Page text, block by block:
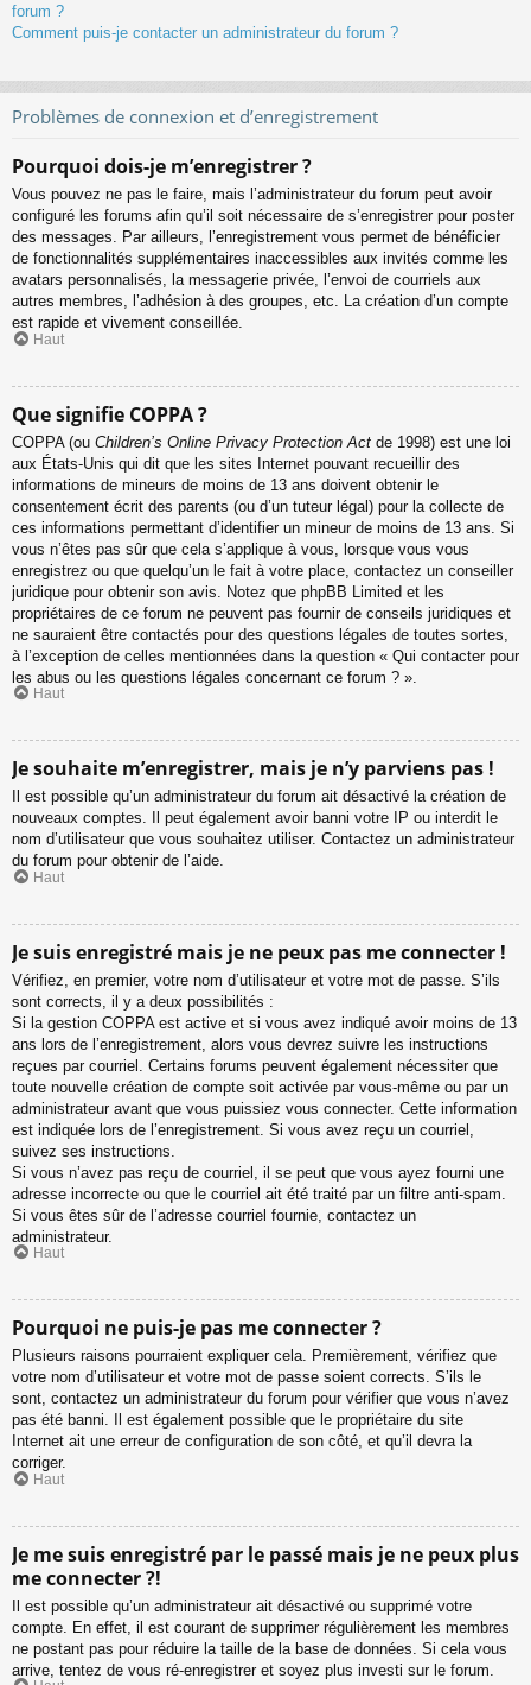
forum ?
Comment puis-je contacter un administrateur du forum ?
Problèmes de connexion et d’enregistrement
Pourquoi dois-je m’enregistrer ?
Vous pouvez ne pas le faire, mais l’administrateur du forum peut avoir
configuré les forums afin qu’il soit nécessaire de s’enregistrer pour poster
des messages. Par ailleurs, l’enregistrement vous permet de bénéficier
de fonctionnalités supplémentaires inaccessibles aux invités comme les
avatars personnalisés, la messagerie privée, l’envoi de courriels aux
autres membres, l’adhésion à des groupes, etc. La création d’un compte
est rapide et vivement conseillée.
Haut
Que signifie COPPA ?
COPPA (ou Children’s Online Privacy Protection Act de 1998) est une loi
aux États-Unis qui dit que les sites Internet pouvant recueillir des
informations de mineurs de moins de 13 ans doivent obtenir le
consentement écrit des parents (ou d’un tuteur légal) pour la collecte de
ces informations permettant d’identifier un mineur de moins de 13 ans. Si
vous n’êtes pas sûr que cela s’applique à vous, lorsque vous vous
enregistrez ou que quelqu’un le fait à votre place, contactez un conseiller
juridique pour obtenir son avis. Notez que phpBB Limited et les
propriétaires de ce forum ne peuvent pas fournir de conseils juridiques et
ne sauraient être contactés pour des questions légales de toutes sortes,
à l’exception de celles mentionnées dans la question « Qui contacter pour
les abus ou les questions légales concernant ce forum ? ».
Haut
Je souhaite m’enregistrer, mais je n’y parviens pas !
Il est possible qu’un administrateur du forum ait désactivé la création de
nouveaux comptes. Il peut également avoir banni votre IP ou interdit le
nom d’utilisateur que vous souhaitez utiliser. Contactez un administrateur
du forum pour obtenir de l’aide.
Haut
Je suis enregistré mais je ne peux pas me connecter !
Vérifiez, en premier, votre nom d’utilisateur et votre mot de passe. S’ils
sont corrects, il y a deux possibilités :
Si la gestion COPPA est active et si vous avez indiqué avoir moins de 13
ans lors de l’enregistrement, alors vous devrez suivre les instructions
reçues par courriel. Certains forums peuvent également nécessiter que
toute nouvelle création de compte soit activée par vous-même ou par un
administrateur avant que vous puissiez vous connecter. Cette information
est indiquée lors de l’enregistrement. Si vous avez reçu un courriel,
suivez ses instructions.
Si vous n’avez pas reçu de courriel, il se peut que vous ayez fourni une
adresse incorrecte ou que le courriel ait été traité par un filtre anti-spam.
Si vous êtes sûr de l’adresse courriel fournie, contactez un
administrateur.
Haut
Pourquoi ne puis-je pas me connecter ?
Plusieurs raisons pourraient expliquer cela. Premièrement, vérifiez que
votre nom d’utilisateur et votre mot de passe soient corrects. S’ils le
sont, contactez un administrateur du forum pour vérifier que vous n’avez
pas été banni. Il est également possible que le propriétaire du site
Internet ait une erreur de configuration de son côté, et qu’il devra la
corriger.
Haut
Je me suis enregistré par le passé mais je ne peux plus
me connecter ?!
Il est possible qu’un administrateur ait désactivé ou supprimé votre
compte. En effet, il est courant de supprimer régulièrement les membres
ne postant pas pour réduire la taille de la base de données. Si cela vous
arrive, tentez de vous ré-enregistrer et soyez plus investi sur le forum.